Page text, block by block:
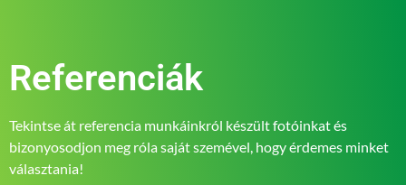
Referenciák
Tekintse át referencia munkáinkról készült fotóinkat és
bizonyosodjon meg róla saját szemével, hogy érdemes minket
választania!